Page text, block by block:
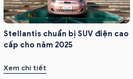
Stellantis chuẩn bị SUV điện cao
cấp cho năm 2025
Xem chi tiết